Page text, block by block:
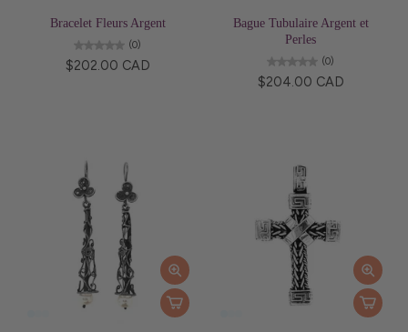
Bracelet Fleurs Argent
(0)
$202.00 CAD
Bague Tubulaire Argent et
Perles
(0)
$204.00 CAD